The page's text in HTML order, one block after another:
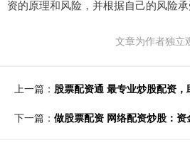
资的原理和风险，并根据自己的风险承
文章为作者独立
上一篇： 股票配资通 最专业炒股配资，
下一篇： 做股票配资 网络配资炒股：